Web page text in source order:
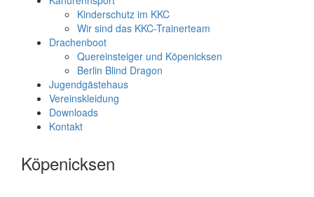
Kinderschutz im KKC
Wir sind das KKC-Trainerteam
Drachenboot
Quereinsteiger und Köpenicksen
Berlin Blind Dragon
Jugendgästehaus
Vereinskleidung
Downloads
Kontakt
Köpenicksen